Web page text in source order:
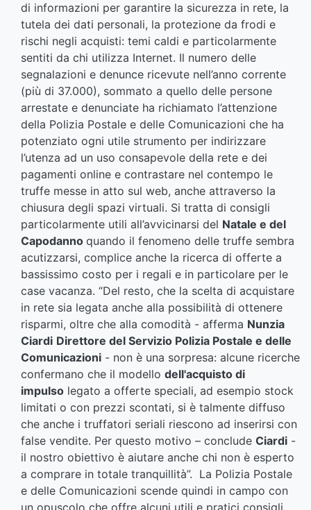
di informazioni per garantire la sicurezza in rete, la
tutela dei dati personali, la protezione da frodi e
rischi negli acquisti: temi caldi e particolarmente
sentiti da chi utilizza Internet. Il numero delle
segnalazioni e denunce ricevute nell’anno corrente
(più di 37.000), sommato a quello delle persone
arrestate e denunciate ha richiamato l’attenzione
della Polizia Postale e delle Comunicazioni che ha
potenziato ogni utile strumento per indirizzare
l’utenza ad un uso consapevole della rete e dei
pagamenti online e contrastare nel contempo le
truffe messe in atto sul web, anche attraverso la
chiusura degli spazi virtuali. Si tratta di consigli
particolarmente utili all’avvicinarsi del Natale e del
Capodanno quando il fenomeno delle truffe sembra
acutizzarsi, complice anche la ricerca di offerte a
bassissimo costo per i regali e in particolare per le
case vacanza. “Del resto, che la scelta di acquistare
in rete sia legata anche alla possibilità di ottenere
risparmi, oltre che alla comodità - afferma Nunzia
Ciardi Direttore del Servizio Polizia Postale e delle
Comunicazioni - non è una sorpresa: alcune ricerche
confermano che il modello dell'acquisto di
impulso legato a offerte speciali, ad esempio stock
limitati o con prezzi scontati, si è talmente diffuso
che anche i truffatori seriali riescono ad inserirsi con
false vendite. Per questo motivo – conclude Ciardi -
il nostro obiettivo è aiutare anche chi non è esperto
a comprare in totale tranquillità”. La Polizia Postale
e delle Comunicazioni scende quindi in campo con